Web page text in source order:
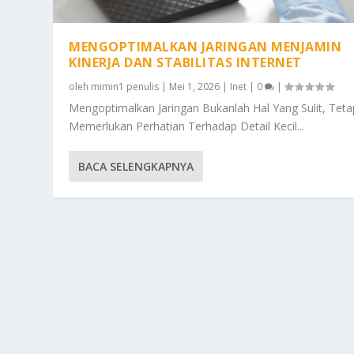
MENGOPTIMALKAN JARINGAN MENJAMIN
KINERJA DAN STABILITAS INTERNET
oleh mimin1 penulis | Mei 1, 2026 | Inet | 0 |
Mengoptimalkan Jaringan Bukanlah Hal Yang Sulit,
Memerlukan Perhatian Terhadap Detail Kecil...
BACA SELENGKAPNYA